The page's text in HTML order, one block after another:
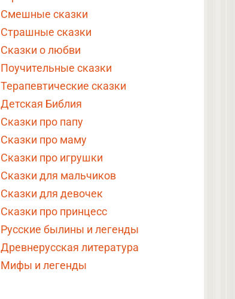
Смешные сказки
Страшные сказки
Сказки о любви
Поучительные сказки
Терапевтические сказки
Детская Библия
Сказки про папу
Сказки про маму
Сказки про игрушки
Сказки для мальчиков
Сказки для девочек
Сказки про принцесс
Русские былины и легенды
Древнерусская литература
Мифы и легенды